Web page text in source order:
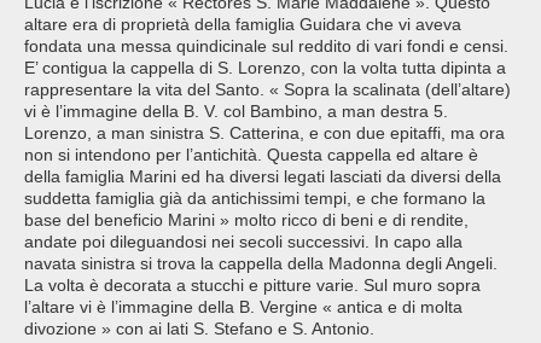
altare era di proprietà della famiglia Guidara che vi aveva
fondata una messa quindicinale sul reddito di vari fondi e censi.
E’ contigua la cappella di S. Lorenzo, con la volta tutta dipinta a
rappresentare la vita del Santo. « Sopra la scalinata (dell’altare)
vi è l’immagine della B. V. col Bambino, a man destra 5.
Lorenzo, a man sinistra S. Catterina, e con due epitaffi, ma ora
non si intendono per l’antichità. Questa cappella ed altare è
della famiglia Marini ed ha diversi legati lasciati da diversi della
suddetta famiglia già da antichissimi tempi, e che formano la
base del beneficio Marini » molto ricco di beni e di rendite,
andate poi dileguandosi nei secoli successivi. In capo alla
navata sinistra si trova la cappella della Madonna degli Angeli.
La volta è decorata a stucchi e pitture varie. Sul muro sopra
l’altare vi è l’immagine della B. Vergine « antica e di molta
divozione » con ai lati S. Stefano e S. Antonio.